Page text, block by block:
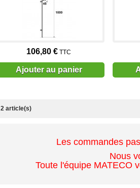
106,80 € TTC
Ajouter au panier
2 article(s)
Les commandes
Nous
Toute l'équipe MATECO